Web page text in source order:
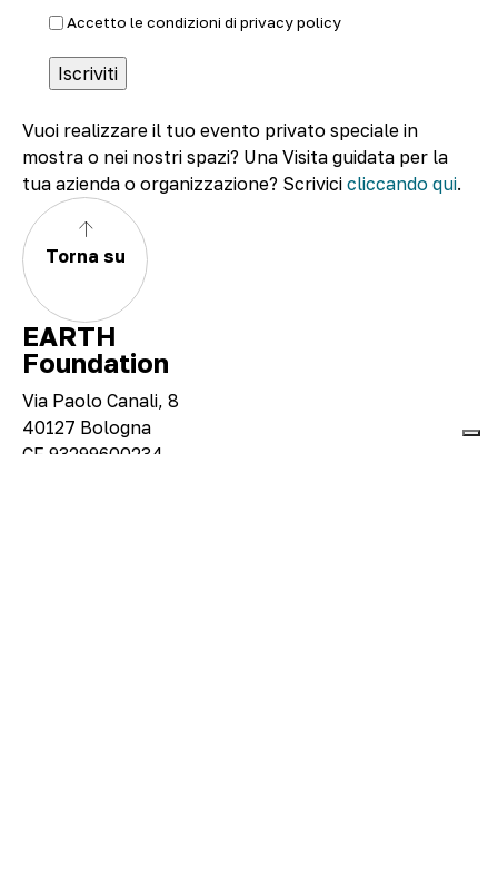
Accetto le condizioni di privacy policy
Vuoi realizzare il tuo evento privato speciale in
mostra o nei nostri spazi? Una Visita guidata per la
tua azienda o organizzazione? Scrivici cliccando qui.
Torna su
EARTH
Foundation
Via Paolo Canali, 8
40127 Bologna
CF 93299600234